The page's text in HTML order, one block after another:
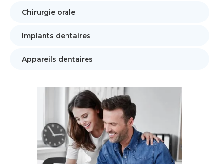
Chirurgie orale
Implants dentaires
Appareils dentaires